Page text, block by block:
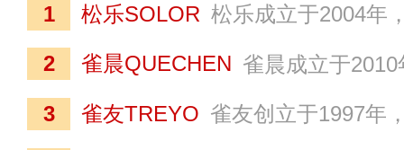
1 松乐SOLOR 松乐成立于2004年，麻将机十大品牌，是国内知名的全自动麻将机生产企业，专注于国粹麻将及自动麻将机的研制与销售，为中国麻将机行业协会常务副会长单位，行业内首家获得品字标浙江制造认证的企业，
2 雀晨QUECHEN 雀晨成立于2010年，麻将机十大品牌，国内知名的高端静音麻将机生产企业，采用多项静音降噪工艺，公司创新推出的“雀晨·双
3 雀友TREYO 雀友创立于1997年，是国内麻将机产业的先行者，集研发、生产、销售和服务于一体的全自动麻将机专业化制造服务商，是《家用和类似用途电动理牌机》标